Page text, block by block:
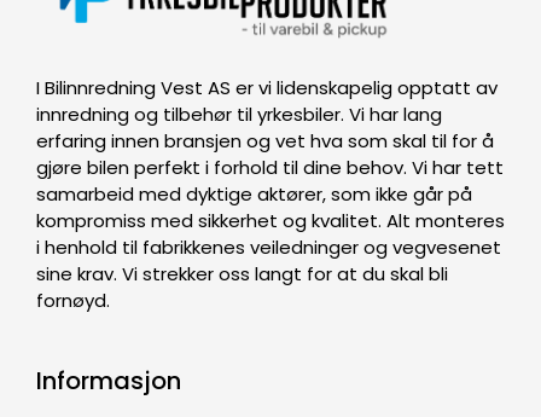
I Bilinnredning Vest AS er vi lidenskapelig opptatt av
innredning og tilbehør til yrkesbiler. Vi har lang
erfaring innen bransjen og vet hva som skal til for å
gjøre bilen perfekt i forhold til dine behov. Vi har tett
samarbeid med dyktige aktører, som ikke går på
kompromiss med sikkerhet og kvalitet. Alt monteres
i henhold til fabrikkenes veiledninger og vegvesenet
sine krav. Vi strekker oss langt for at du skal bli
fornøyd.
Informasjon